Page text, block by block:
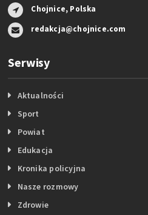
Chojnice, Polska
redakcja@chojnice.com
Serwisy
Aktualności
Sport
Powiat
Edukacja
Kronika policyjna
Nasze rozmowy
Zdrowie